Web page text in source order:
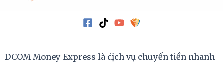
DCOM Money Express là dịch vụ chuyển tiền nhanh